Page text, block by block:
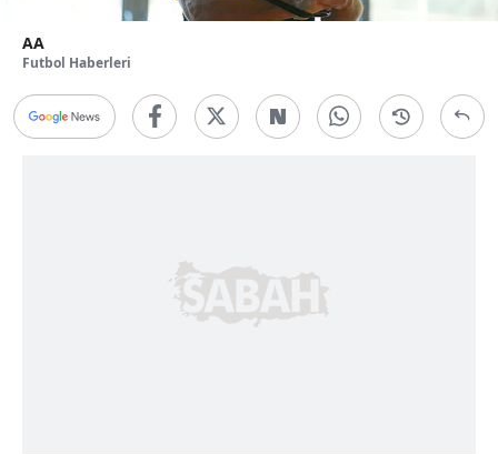
AA
Futbol Haberleri